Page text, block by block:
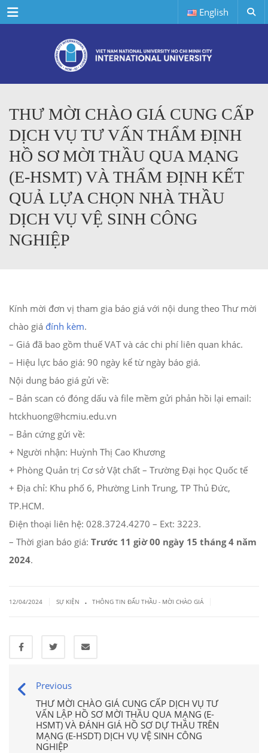
Menu English
THƯ MỜI CHÀO GIÁ CUNG CẤP
DỊCH VỤ TƯ VẤN THẨM ĐỊNH
HỒ SƠ MỜI THẦU QUA MẠNG
(E-HSMT) VÀ THẨM ĐỊNH KẾT
QUẢ LỰA CHỌN NHÀ THẦU
DỊCH VỤ VỆ SINH CÔNG
NGHIỆP
Kính mời đơn vị tham gia báo giá với nội dung theo Thư mời
chào giá đính kèm.
– Giá đã bao gồm thuế VAT và các chi phí liên quan khác.
– Hiệu lực báo giá: 90 ngày kể từ ngày báo giá.
Nội dung báo giá gửi về:
– Bản scan có đóng dấu và file mềm gửi phản hồi lại email:
htckhuong@hcmiu.edu.vn
– Bản cứng gửi về:
+ Người nhận: Huỳnh Thị Cao Khương
+ Phòng Quản trị Cơ sở Vật chất – Trường Đại học Quốc tế
+ Địa chỉ: Khu phố 6, Phường Linh Trung, TP Thủ Đức,
TP.HCM.
Điện thoại liên hệ: 028.3724.4270 – Ext: 3223.
– Thời gian báo giá: Trước 11 giờ 00 ngày 15 tháng 4 năm
2024.
12/04/2024 SỰ KIỆN . THÔNG TIN ĐẤU THẦU - MỜI CHÀO GIÁ
Previous
THƯ MỜI CHÀO GIÁ CUNG CẤP DỊCH VỤ TƯ
VẤN LẬP HỒ SƠ MỜI THẦU QUA MẠNG (E-
HSMT) VÀ ĐÁNH GIÁ HỒ SƠ DỰ THẦU TRÊN
MẠNG (E-HSDT) DỊCH VỤ VỆ SINH CÔNG
NGHIỆP